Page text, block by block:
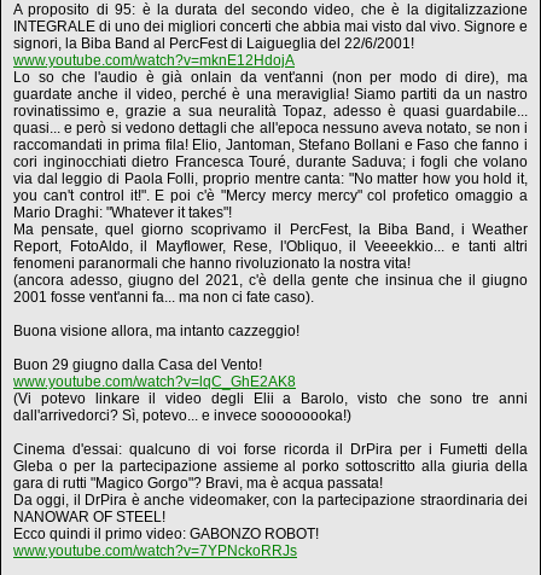
A proposito di 95: è la durata del secondo video, che è la digitalizzazione
INTEGRALE di uno dei migliori concerti che abbia mai visto dal vivo. Signore e
signori, la Biba Band al PercFest di Laigueglia del 22/6/2001!
www.youtube.com/watch?v=mknE12HdojA
Lo so che l'audio è già onlain da vent'anni (non per modo di dire), ma
guardate anche il video, perché è una meraviglia! Siamo partiti da un nastro
rovinatissimo e, grazie a sua neuralità Topaz, adesso è quasi guardabile...
quasi... e però si vedono dettagli che all'epoca nessuno aveva notato, se non i
raccomandati in prima fila! Elio, Jantoman, Stefano Bollani e Faso che fanno i
cori inginocchiati dietro Francesca Touré, durante Saduva; i fogli che volano
via dal leggio di Paola Folli, proprio mentre canta: "No matter how you hold it,
you can't control it!". E poi c'è "Mercy mercy mercy" col profetico omaggio a
Mario Draghi: "Whatever it takes"!
Ma pensate, quel giorno scoprivamo il PercFest, la Biba Band, i Weather
Report, FotoAldo, il Mayflower, Rese, l'Obliquo, il Veeeekkio... e tanti altri
fenomeni paranormali che hanno rivoluzionato la nostra vita!
(ancora adesso, giugno del 2021, c'è della gente che insinua che il giugno
2001 fosse vent'anni fa... ma non ci fate caso).
Buona visione allora, ma intanto cazzeggio!
Buon 29 giugno dalla Casa del Vento!
www.youtube.com/watch?v=lqC_GhE2AK8
(Vi potevo linkare il video degli Elii a Barolo, visto che sono tre anni
dall'arrivedorci? Sì, potevo... e invece soooooooka!)
Cinema d'essai: qualcuno di voi forse ricorda il DrPira per i Fumetti della
Gleba o per la partecipazione assieme al porko sottoscritto alla giuria della
gara di rutti "Magico Gorgo"? Bravi, ma è acqua passata!
Da oggi, il DrPira è anche videomaker, con la partecipazione straordinaria dei
NANOWAR OF STEEL!
Ecco quindi il primo video: GABONZO ROBOT!
www.youtube.com/watch?v=7YPNckoRRJs